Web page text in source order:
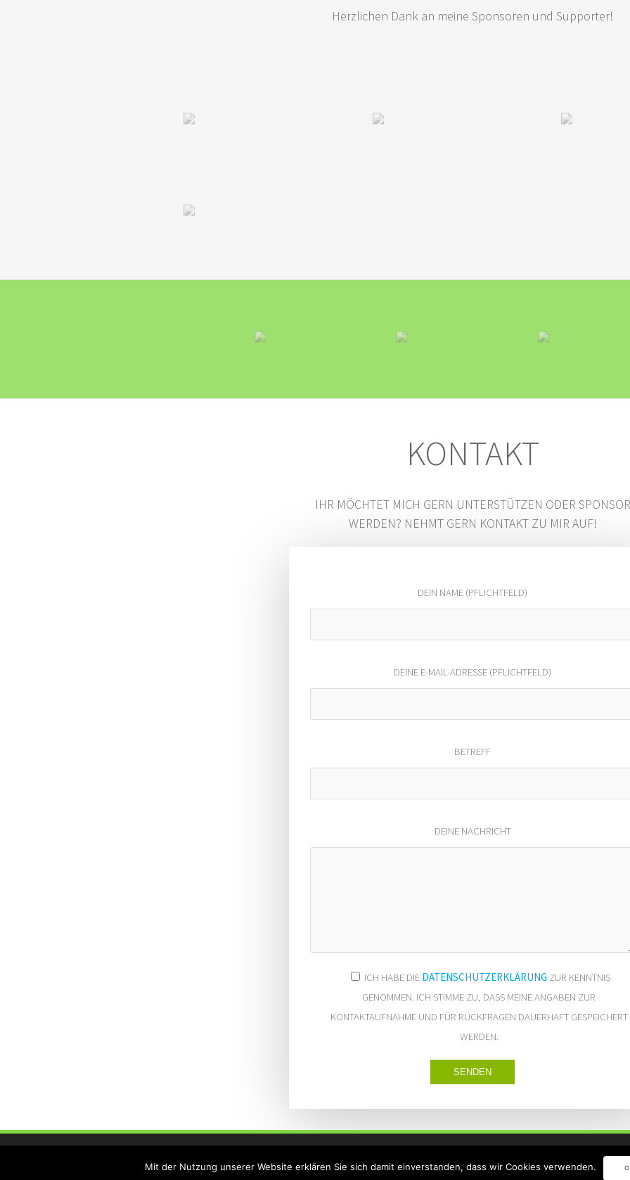
Herzlichen Dank an meine Sponsoren und Supporter!
KONTAKT
IHR MÖCHTET MICH GERN UNTERSTÜTZEN ODER SPONSOR
WERDEN? NEHMT GERN KONTAKT ZU MIR AUF!
DEIN NAME (PFLICHTFELD)
DEINE E-MAIL-ADRESSE (PFLICHTFELD)
BETREFF
DEINE NACHRICHT
ICH HABE DIE DATENSCHUTZERKLÄRUNG ZUR KENNTNIS
GENOMMEN. ICH STIMME ZU, DASS MEINE ANGABEN ZUR
KONTAKTAUFNAHME UND FÜR RÜCKFRAGEN DAUERHAFT GESPEICHERT
WERDEN.
© 2026 Charles Franzke.Impressum Datenschutz
Mit der Nutzung unserer Website erklären Sie sich damit einverstanden, dass wir Cookies verwenden.